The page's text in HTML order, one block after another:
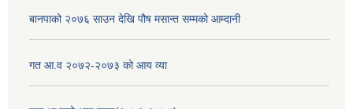
बानपाको २०७६ साउन देखि पौष मसान्त सम्मको आम्दानी
गत आ.व २०७२-२०७३ को आय व्या